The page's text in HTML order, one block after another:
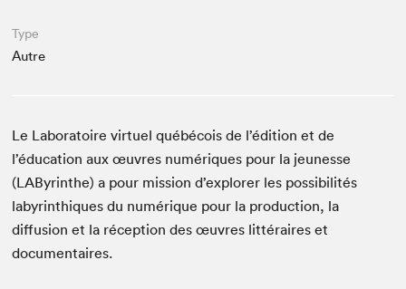
Type
Autre
Le Laboratoire virtuel québécois de l’édition et de
l’éducation aux œuvres numériques pour la jeunesse
(LAByrinthe) a pour mission d’explorer les possibilités
labyrinthiques du numérique pour la production, la
diffusion et la réception des œuvres littéraires et
documentaires.